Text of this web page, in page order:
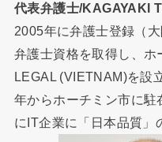
代表弁護士/KAGAYAKI
2005年に弁護士登録（
弁護士資格を取得し、
LEGAL (VIETNAM)を設
年からホーチミン市に
にIT企業に「日本品質」